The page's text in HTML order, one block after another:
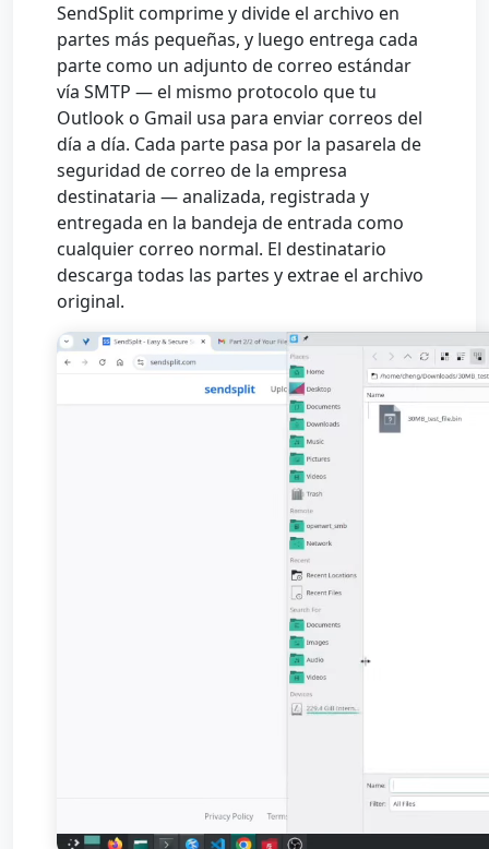
SendSplit comprime y divide el archivo en
partes más pequeñas, y luego entrega cada
parte como un adjunto de correo estándar
vía SMTP — el mismo protocolo que tu
Outlook o Gmail usa para enviar correos del
día a día. Cada parte pasa por la pasarela de
seguridad de correo de la empresa
destinataria — analizada, registrada y
entregada en la bandeja de entrada como
cualquier correo normal. El destinatario
descarga todas las partes y extrae el archivo
original.